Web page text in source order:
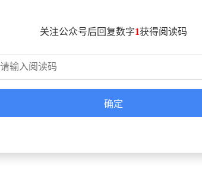
关注公众号后回复数字1获得阅读码
确定